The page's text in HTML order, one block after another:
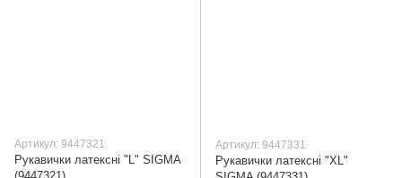
Артикул: 9447321
Рукавички латексні "L" SIGMA
Артикул: 9447331
Рукавички латексні "XL"